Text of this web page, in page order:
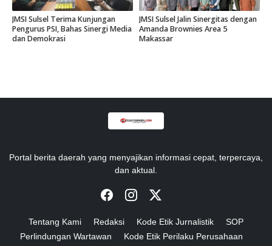
JMSI Sulsel Terima Kunjungan
Pengurus PSI, Bahas Sinergi Media
dan Demokrasi
JMSI Sulsel Jalin Sinergitas dengan
Amanda Brownies Area 5
Makassar
Portal berita daerah yang menyajikan informasi cepat, terpercaya,
dan aktual.
Tentang Kami Redaksi Kode Etik Jurnalistik
SOP
Perlindungan Wartawan
Kode Etik Perilaku Perusahaan